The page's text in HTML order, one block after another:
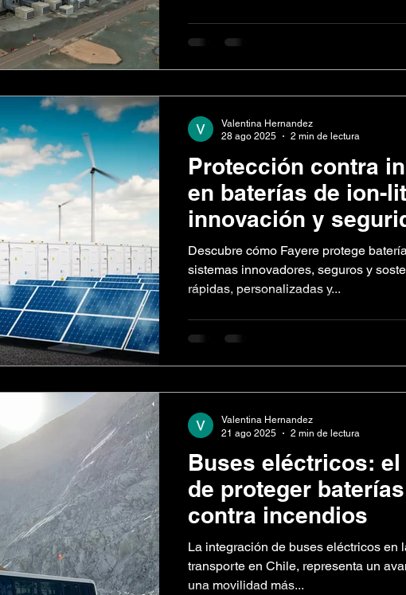
Protección contra
en baterías de ion-
innovación y
Fayere
Descubre cómo Fayere protege
sistemas innovadores, seguros y
rápidas, personalizadas y...
Valentina Hernandez
28 ago 2025
2 min de lectura
Buses eléctricos:
de proteger
contra incendios
La integración de buses eléctricos en
transporte en Chile, representa un
una movilidad más...
Valentina Hernandez
21 ago 2025
2 min de lectura